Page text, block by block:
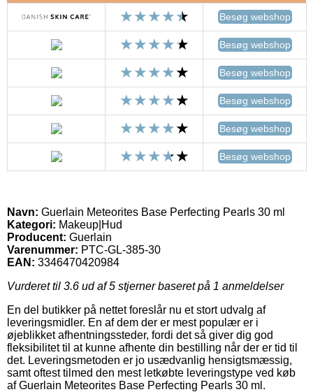
Besøg webshop
Besøg webshop
Besøg webshop
Besøg webshop
Besøg webshop
Besøg webshop
Navn: Guerlain Meteorites Base Perfecting Pearls 30 ml
Kategori: Makeup|Hud
Producent: Guerlain
Varenummer: PTC-GL-385-30
EAN: 3346470420984
Vurderet til 3.6 ud af 5 stjerner baseret på 1 anmeldelser
En del butikker på nettet foreslår nu et stort udvalg af
leveringsmidler. En af dem der er mest populær er i
øjeblikket afhentningssteder, fordi det så giver dig god
fleksibilitet til at kunne afhente din bestilling når der er tid til
det. Leveringsmetoden er jo usædvanlig hensigtsmæssig,
samt oftest tilmed den mest letkøbte leveringstype ved køb
af Guerlain Meteorites Base Perfecting Pearls 30 ml.